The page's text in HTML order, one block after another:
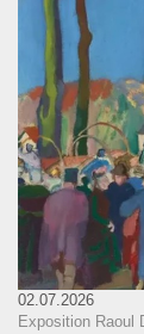
02.07.2026
Exposition Raoul